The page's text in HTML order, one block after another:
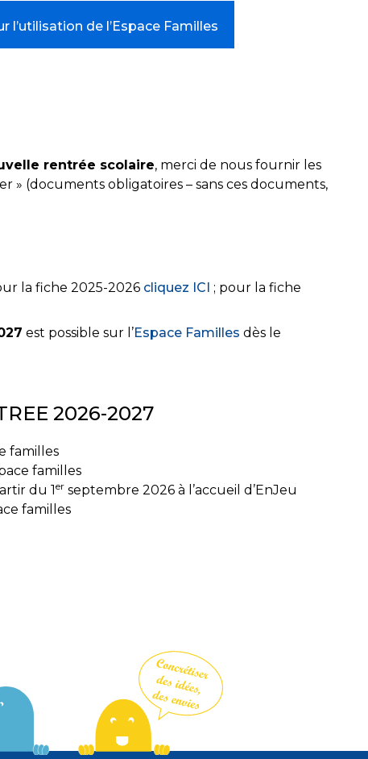
l’utilisation de l’Espace Familles
rentrée scolaire, merci de nous fournir les
» (documents obligatoires – sans ces documents,
la fiche 2025-2026 cliquez ICI ; pour la fiche
est possible sur l’Espace Familles dès le
2026-2027
familles
familles
du 1er septembre 2026 à l’accueil d’EnJeu
familles